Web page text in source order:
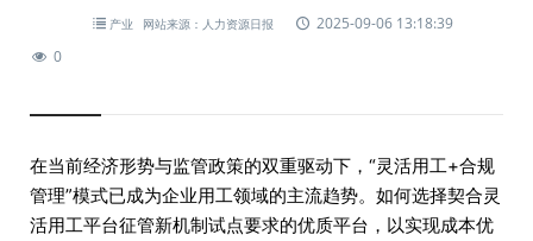
产业 网站来源：人力资源日报
2025-09-06 13:18:39
0
在当前经济形势与监管政策的双重驱动下，“灵活用工+合规
管理”模式已成为企业用工领域的主流趋势。如何选择契合灵
活用工平台征管新机制试点要求的优质平台，以实现成本优